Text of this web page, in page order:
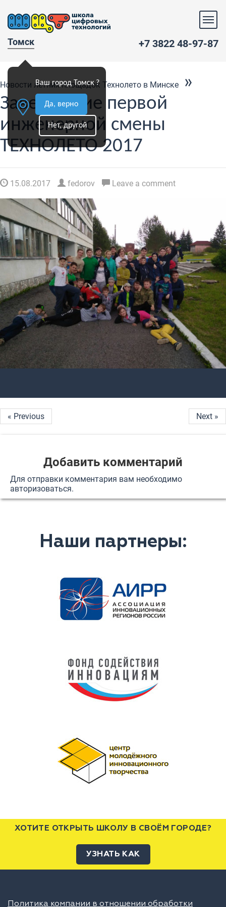
Томск
Ваш город Томск ?
Да, верно
Нет, другой
+7 3822 48-97-87
Новости летних площадок Технолето в Минске
»
Завершение первой
инженерной смены
ТЕХНОЛЕТО 2017
15.08.2017 fedorov Leave a comment
« Previous Next »
Добавить комментарий
Для отправки комментария вам необходимо
авторизоваться.
Наши партнеры:
ХОТИТЕ ОТКРЫТЬ ШКОЛУ В СВОЁМ ГОРОДЕ?
УЗНАТЬ КАК
Политика компании в отношении обработки